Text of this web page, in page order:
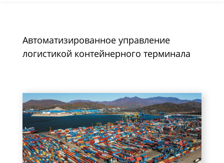
Автоматизированное управление
логистикой контейнерного терминала